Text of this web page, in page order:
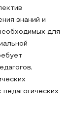
знаний и
для